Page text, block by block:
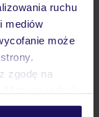
ruchu
mediów
może
zgodę na